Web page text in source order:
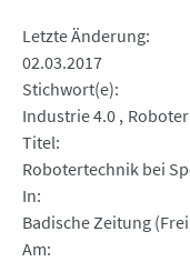
Letzte Änderung
02.03.2017
Stichwort(e)
Industrie 4.0 Roboter
Titel
Robotertechnik bei
In
Badische Zeitung
Am